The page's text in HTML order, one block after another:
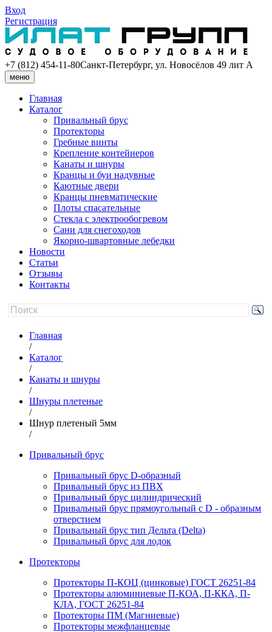
Вход
Регистрация
+7 (812) 454-11-80Санкт-Петербург, ул. Новосёлов 49 лит А
меню
Главная
Каталог
Привальный брус
Протекторы
Гребные винты
Крепление контейнеров
Канаты и шнуры
Кранцы и буи надувные
Каютные двери
Кранцы пневматические
Плоты спасательные
Стекла с электрообогревом
Сани для снегоходов
Якорно-швартовные лебедки
Новости
Статьи
Отзывы
Контакты
Главная
/
Каталог
/
Канаты и шнуры
/
Шнуры плетеные
/
Шнур плетеный 5мм
/
Привальный брус
Привальный брус D-образный
Привальный брус из ПВХ
Привальный брус цилиндрический
Привальный брус прямоугольный с D - образным
отверстием
Привальный брус тип Дельта (Delta)
Привальный брус для лодок
Протекторы
Протекторы П-КОЦ (цинковые) ГОСТ 26251-84
Протекторы алюминиевые П-КОА, П-ККА, П-
КЛА, ГОСТ 26251-84
Протекторы ПМ (Магниевые)
Протекторы межфланцевые